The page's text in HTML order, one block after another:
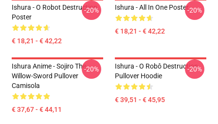
Ishura - O Robot Destruction
Poster
€ 18,21 - € 42,22
-20% Ishura - All In One Poster
€ 18,21 - € 42,22
-20%
Ishura Anime - Sojiro The
Willow-Sword Pullover
Camisola
€ 37,67 - € 44,11
-20%
Ishura - O Robô Destruction
Pullover Hoodie
€ 39,51 - € 45,95
-20%